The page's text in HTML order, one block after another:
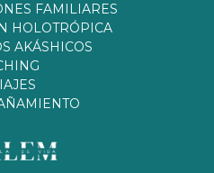
FAMILIARES
HOLOTRÓPICA
AKÁSHICOS